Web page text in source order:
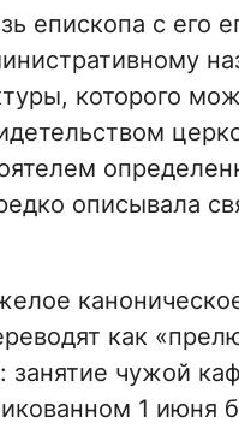
епископа с его
которого
описывала
как
чужой
1 июня